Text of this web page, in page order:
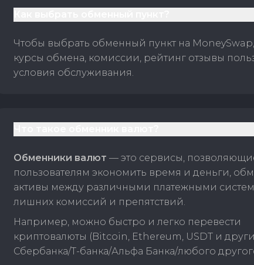
Чтобы выбрать обменный пункт на
курсы обмена, комиссии, рейтинг отзывы
условия обслуживания.
Обменники валют — это сервисы,
пользователям экономить время и деньги,
активы между различными платежными
лишних комиссий и препятствий.
Например, можно быстро и легко перевести
криптовалюты (Bitcoin, Ethereum, USDT и
Сбербанка/Т-банка/Альфа Банка/любого